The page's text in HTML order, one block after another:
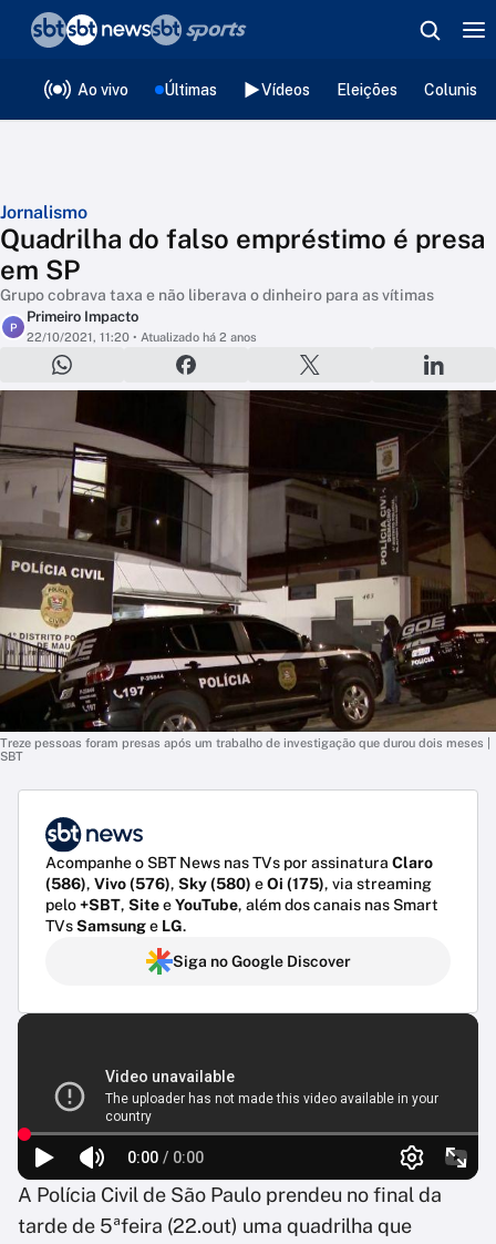
Ao vivo Últimas Vídeos Eleições
Jornalismo
Quadrilha do falso empréstimo é presa
em SP
Grupo cobrava taxa e não liberava o dinheiro para as vítimas
P
Primeiro Impacto
22/10/2021, 11:20 • Atualizado há 2 anos
Treze pessoas foram presas após um trabalho de investigação que durou dois meses |
SBT
Acompanhe o SBT News nas TVs por assinatura Claro
(586), Vivo (576), Sky (580) eOi (175), via streaming
pelo+SBT, SiteeYouTube, além dos canais nas Smart
TVsSamsunge LG.
Siga no Google Discover
A Polícia Civil de São Paulo prendeu no final da
tarde de 5ªfeira (22.out) uma quadrilha que
❮voltar
Editorias